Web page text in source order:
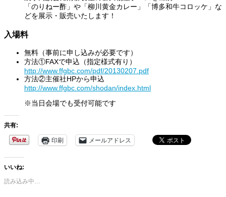
「のりねー酢」や「柳川黄金カレー」「博多和牛コロッケ」な
どを展示・販売いたします！
入場料
無料（事前に申し込みが必要です）
方法①FAXで申込（指定様式有り）
http://www.ffgbc.com/pdf/20130207.pdf
方法②主催社HPから申込
http://www.ffgbc.com/shodan/index.html
※当日会場でも受付可能です
共有:
印刷 メールアドレス
いいね:
読み込み中…